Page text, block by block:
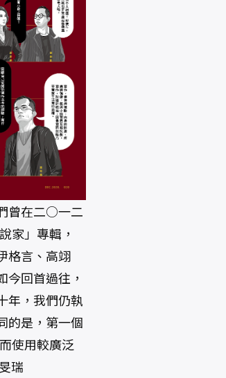
曾在二○一二
家」專輯，
格言、高翊
回首過往，
年，我們仍執
的是，第一個
使用較廣泛
瑞